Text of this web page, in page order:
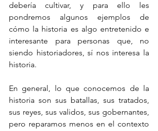
debería cultivar, y para ello les
pondremos algunos ejemplos de
cómo la historia es algo entretenido e
interesante para personas que, no
siendo historiadores, sí nos interesa la
historia.
En general, lo que conocemos de la
historia son sus batallas, sus tratados,
sus reyes, sus validos, sus gobernantes,
pero reparamos menos en el contexto